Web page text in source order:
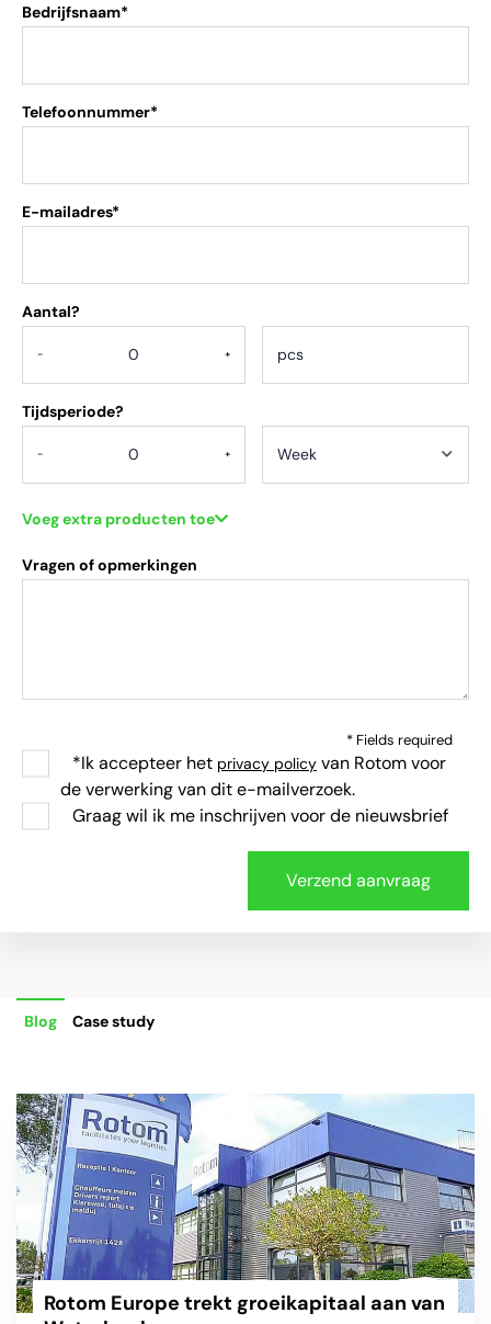
Bedrijfsnaam*
Telefoonnummer*
E-mailadres*
Aantal?
- +
Tijdsperiode?
- +
Voeg extra producten toe
Vragen of opmerkingen
* Fields required
*Ik accepteer het privacy policy van Rotom voor
de verwerking van dit e-mailverzoek.
Graag wil ik me inschrijven voor de nieuwsbrief
Blog Case study
Rotom Europe trekt groeikapitaal aan van